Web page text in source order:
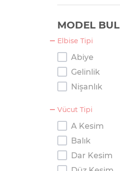
MODEL BUL
Elbise Tipi
Abiye
Gelinlik
Nişanlık
Vücut Tipi
A Kesim
Balık
Dar Kesim